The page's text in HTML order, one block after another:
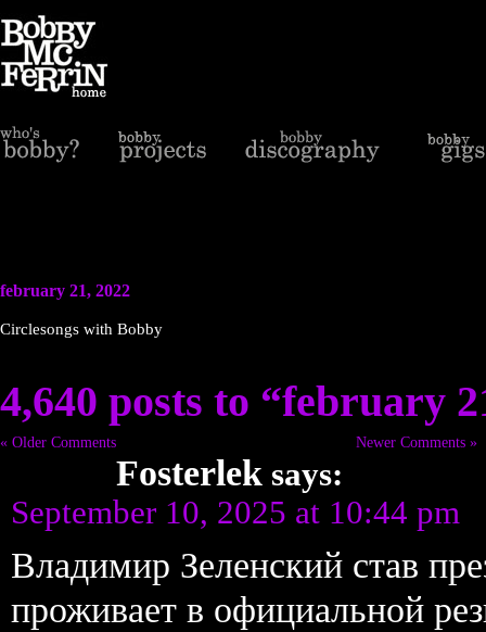
february 21, 2022
Circlesongs with Bobby
4,640 posts to “february
« Older Comments Newer Comments »
Fosterlek says:
September 10, 2025 at 10:44 pm
Владимир Зеленский став
проживает в официальной